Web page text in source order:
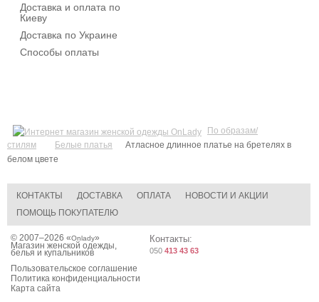
Доставка и оплата по
Киеву
Доставка по Украине
Способы оплаты
По образам/
стилям
Белые платья
Атласное длинное платье на бретелях в
белом цвете
КОНТАКТЫ ДОСТАВКА ОПЛАТА
НОВОСТИ И АКЦИИ
ПОМОЩЬ ПОКУПАТЕЛЮ
© 2007–2026 «Onlady»
Магазин женской одежды,
белья и купальников
Пользовательское соглашение
Политика конфиденциальности
Карта сайта
Контакты:
050 413 43 63